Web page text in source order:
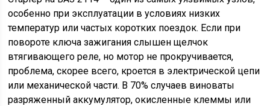
особенно при эксплуатации в условиях низких
температур или частых коротких поездок. Если при
повороте ключа зажигания слышен щелчок
втягивающего реле, но мотор не прокручивается,
проблема, скорее всего, кроется в электрической цепи
или механической части. В 70% случаев виноваты
разряженный аккумулятор, окисленные клеммы или